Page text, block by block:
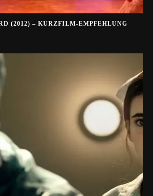
(2012) – KURZFILM-EMPFEHLUNG